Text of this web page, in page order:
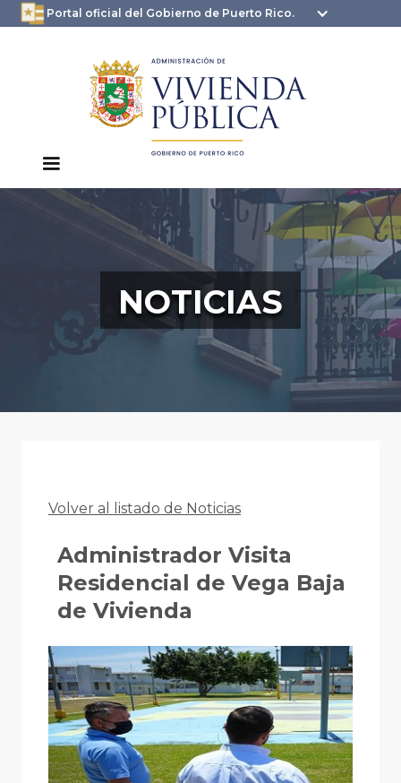
Portal oficial del Gobierno de Puerto Rico.
oficial.pr.gov
seguros .pr.gov usan
HTTPS
NOTICIAS
Volver al listado de Noticias
Administrador Visita
Residencial de Vega Baja
de Vivienda